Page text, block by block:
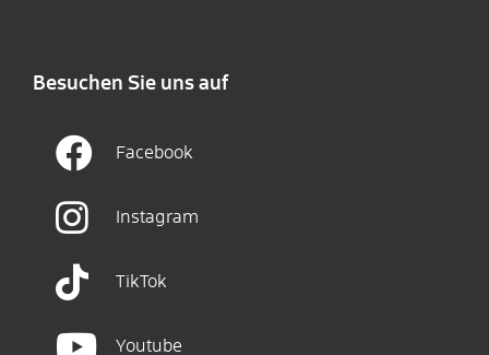
Besuchen Sie uns auf
Facebook
Instagram
TikTok
Youtube